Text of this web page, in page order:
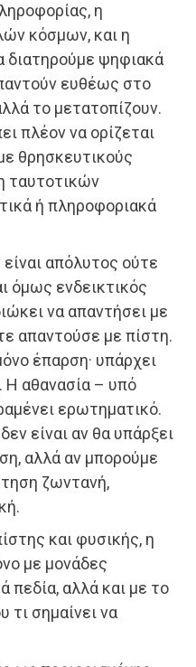
η
κόσμων, και η
διατηρούμε ψηφιακά
ευθέως στο
το μετατοπίζουν.
πλέον να ορίζεται
θρησκευτικούς
ταυτοτικών
ή πληροφοριακά
απόλυτος ούτε
όμως ενδεικτικός
να απαντήσει με
απαντούσε με πίστη.
έπαρση· υπάρχει
Η αθανασία – υπό
ερωτηματικό.
είναι αν θα υπάρξει
αλλά αν μπορούμε
ζωντανή,
και φυσικής, η
με μονάδες
πεδία, αλλά και με το
τι σημαίνει να